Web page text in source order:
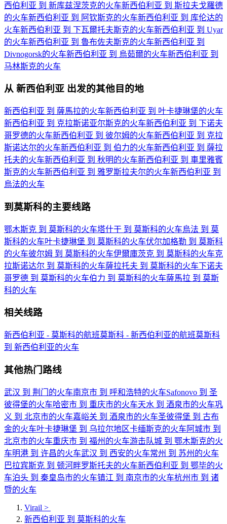
西伯利亚 到 新库兹涅茨克的火车新西伯利亚 到 斯拉夫戈羅德
的火车新西伯利亚 到 阿钦斯克的火车新西伯利亚 到 库伦达的
火车新西伯利亚 到 下瓦爾托夫斯克的火车新西伯利亚 到 Uyar
的火车新西伯利亚 到 魯布佐夫斯克的火车新西伯利亚 到
Divnogorsk的火车新西伯利亚 到 烏茹爾的火车新西伯利亚 到
马林斯克的火车
从 新西伯利亚 出发的其他目的地
新西伯利亚 到 薩馬拉的火车新西伯利亚 到 叶卡捷琳堡的火车
新西伯利亚 到 克拉斯诺亚尔斯克的火车新西伯利亚 到 下诺夫
哥罗德的火车新西伯利亚 到 彼尔姆的火车新西伯利亚 到 克拉
斯诺达尔的火车新西伯利亚 到 伯力的火车新西伯利亚 到 薩拉
托夫的火车新西伯利亚 到 秋明的火车新西伯利亚 到 車里雅賓
斯克的火车新西伯利亚 到 雅罗斯拉夫尔的火车新西伯利亚 到
烏法的火车
到莫斯科的主要线路
鄂木斯克 到 莫斯科的火车塔什干 到 莫斯科的火车烏法 到 莫
斯科的火车叶卡捷琳堡 到 莫斯科的火车伏尔加格勒 到 莫斯科
的火车彼尔姆 到 莫斯科的火车伊爾庫茨克 到 莫斯科的火车克
拉斯诺达尔 到 莫斯科的火车薩拉托夫 到 莫斯科的火车下诺夫
哥罗德 到 莫斯科的火车伯力 到 莫斯科的火车薩馬拉 到 莫斯
科的火车
相关线路
新西伯利亚 - 莫斯科的航班莫斯科 - 新西伯利亚的航班莫斯科
到 新西伯利亚的火车
其他热门路线
武汉 到 荆门的火车南京市 到 呼和浩特的火车Safonovo 到 圣
彼得堡的火车哈密市 到 重庆市的火车天水 到 酒泉市的火车巩
义 到 北京市的火车嘉峪关 到 酒泉市的火车圣彼得堡 到 古布
金的火车叶卡捷琳堡 到 乌拉尔地区卡缅斯克的火车 阿城市 到
北京市的火车重庆市 到 福州的火车游击队城 到 鄂木斯克的火
车明港 到 许昌的火车武汉 到 西安的火车常州 到 苏州的火车
巴拉宾斯克 到 顿河畔罗斯托夫的火车新西伯利亚 到 鄂毕的火
车泊头 到 秦皇岛市的火车镇江 到 南京市的火车杭州市 到 诸
暨的火车
Virail >
新西伯利亚 到 莫斯科的火车